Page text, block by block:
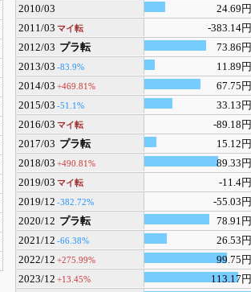
2010/03
24.69円
2011/03 マイ転
-383.14円
2012/03 プラ転
73.86円
2013/03 -83.9%
11.89円
2014/03 +469.81%
67.75円
2015/03 -51.1%
33.13円
2016/03 マイ転
-89.18円
2017/03 プラ転
15.12円
2018/03 +490.81%
89.33円
2019/03 マイ転
-11.4円
2019/12 -382.72%
-55.03円
2020/12 プラ転
78.91円
2021/12 -66.38%
26.53円
2022/12 +275.99%
99.75円
2023/12 +13.45%
113.17円